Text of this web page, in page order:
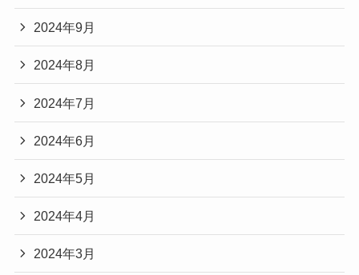
2024年9月
2024年8月
2024年7月
2024年6月
2024年5月
2024年4月
2024年3月